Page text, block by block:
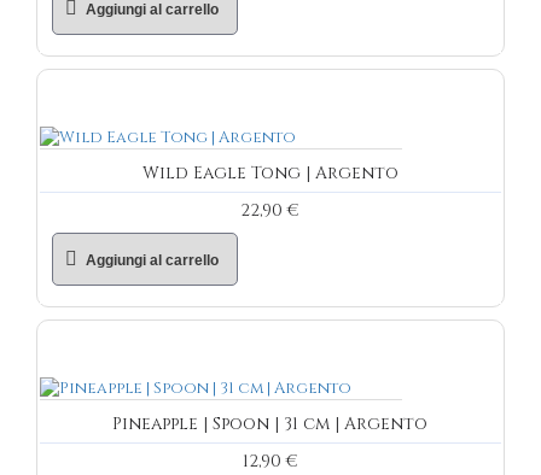
Aggiungi al carrello
Wild Eagle Tong | Argento
22,90 €
Aggiungi al carrello
Pineapple | Spoon | 31 cm | Argento
12,90 €